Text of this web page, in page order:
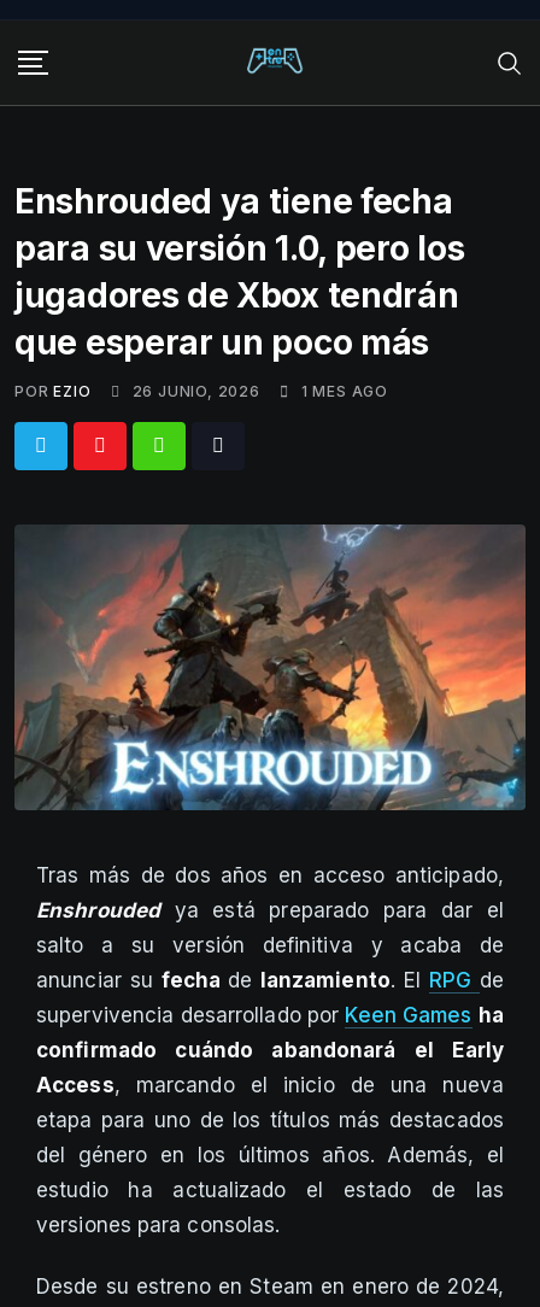
content
Enshrouded ya tiene fecha
para su versión 1.0, pero los
jugadores de Xbox tendrán
que esperar un poco más
POR EZIO 26 JUNIO, 2026 1 MES AGO
WhatsappTiktok
Tras más de dos años en acceso anticipado,
Enshroudedya está preparado para dar el
salto a su versión definitiva y acaba de
anunciar su fecha de lanzamiento. El RPG de
supervivencia desarrollado por Keen Games ha
confirmado cuándo abandonará el Early
Access, marcando el inicio de una nueva
etapa para uno de los títulos más destacados
del género en los últimos años. Además, el
estudio ha actualizado el estado de las
versiones para consolas.
Desde su estreno en Steam en enero de 2024,